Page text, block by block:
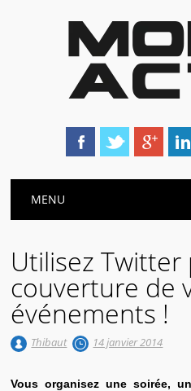
Main menu
MENU
Utilisez Twitter
couverture de
événements !
Thibaut 14 janvier 2014
Vous organisez une soirée,